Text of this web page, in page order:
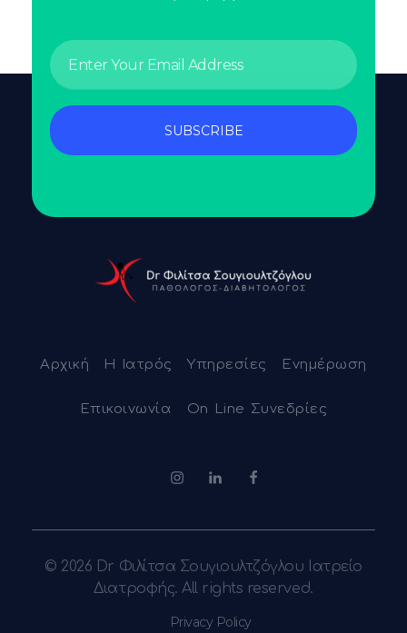
Αρχική Η Ιατρός Υπηρεσίες Ενημέρωση
Επικοινωνία On Line Συνεδρίες
© 2026 Dr Φιλίτσα Σουγιουλτζόγλου Ιατρείο
Διατροφής. All rights reserved.
Privacy Policy